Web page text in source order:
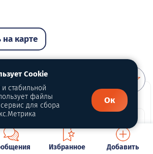
на карте
Избранное Добавить
Cookie
стабильной
файлы
для сбора
Ок